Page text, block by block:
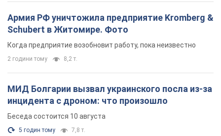
Армия РФ уничтожила предприятие Kromberg &
Schubert в Житомире. Фото
Когда предприятие возобновит работу, пока неизвестно
2 години тому 8,2 т.
МИД Болгарии вызвал украинского посла из-за
инцидента с дроном: что произошло
Беседа состоится 10 августа
5 годин тому 7,8 т.